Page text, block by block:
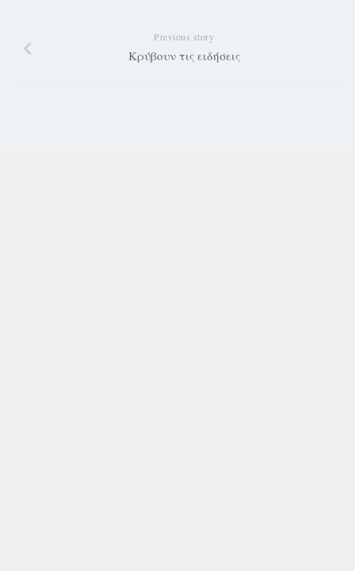
Previous story
Κρύβουν τις ειδήσεις